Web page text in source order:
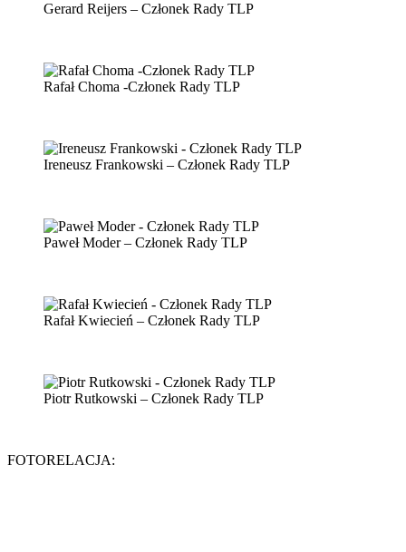
Gerard Reijers – Członek Rady TLP
Rafał Choma -Członek Rady TLP
Ireneusz Frankowski – Członek Rady TLP
Paweł Moder – Członek Rady TLP
Rafał Kwiecień – Członek Rady TLP
Piotr Rutkowski – Członek Rady TLP
FOTORELACJA: